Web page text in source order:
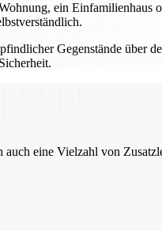
ein Einfamilienhaus
Gegenstände über
eine Vielzahl von